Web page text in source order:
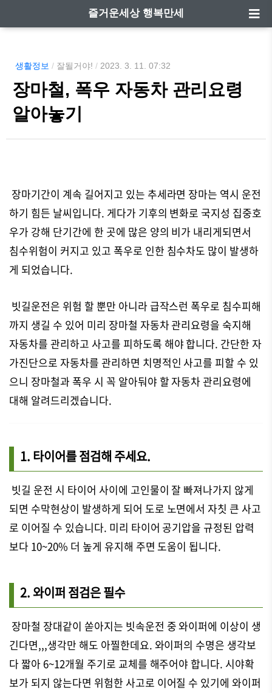
즐거운세상 행복만세
생활정보 / 잘될거야! / 2023. 3. 11. 07:32
장마철, 폭우 자동차 관리요령
알아놓기
장마기간이 계속 길어지고 있는 추세라면 장마는 역시운전
하기 힘든 날씨입니다. 게다가 기후의 변화로 국지성 집중호
우가 강해 단기간에 한 곳에 많은 양의 비가 내리게되면서
침수위험이 커지고 있고 폭우로 인한 침수차도 많이 발생하
게 되었습니다.
빗길운전은 위험 할 뿐만 아니라 급작스런 폭우로 침수피해
까지 생길 수 있어 미리 장마철 자동차 관리요령을 숙지해
자동차를 관리하고 사고를 피하도록 해야 합니다. 간단한 자
가진단으로 자동차를 관리하면 치명적인 사고를 피할 수 있
으니 장마철과 폭우 시 꼭 알아둬야 할 자동차 관리요령에
대해 알려드리겠습니다.
1. 타이어를 점검해 주세요.
빗길 운전 시 타이어 사이에 고인물이 잘 빠져나가지 않게
되면 수막현상이 발생하게 되어 도로 노면에서 자칫 큰 사고
로 이어질 수 있습니다. 미리 타이어 공기압을 규정된 압력
보다 10~20% 더 높게 유지해 주면 도움이 됩니다.
2. 와이퍼 점검은 필수
장마철 장대같이 쏟아지는 빗속운전 중 와이퍼에 이상이 생
긴다면,,,생각만 해도 아찔한데요. 와이퍼의 수명은 생각보
다 짧아 6~12개월 주기로 교체를 해주어야 합니다. 시야확
보가 되지 않는다면 위험한 사고로 이어질 수 있기에 와이퍼